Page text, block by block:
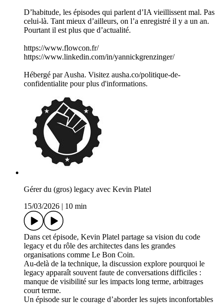
D’habitude, les épisodes qui parlent d’IA vieillissent mal. Pas
celui-là. Tant mieux d’ailleurs, on l’a enregistré il y a un an.
Pourtant il est plus que d’actualité.
https://www.flowcon.fr/
https://www.linkedin.com/in/yannickgrenzinger/
Hébergé par Ausha. Visitez ausha.co/politique-de-
confidentialite pour plus d'informations.
Gérer du (gros) legacy avec Kevin Platel
15/03/2026 | 10 min
Dans cet épisode, Kevin Platel partage sa vision du code
legacy et du rôle des architectes dans les grandes
organisations comme Le Bon Coin.
Au-delà de la technique, la discussion explore pourquoi le
legacy apparaît souvent faute de conversations difficiles :
manque de visibilité sur les impacts long terme, arbitrages
court terme.
Un épisode sur le courage d’aborder les sujets inconfortables